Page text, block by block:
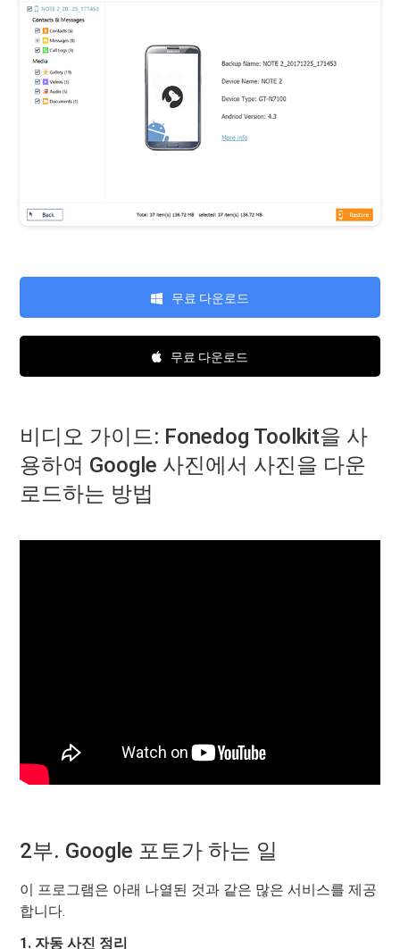
무료 다운로드
무료 다운로드
비디오 가이드: Fonedog Toolkit을 사
용하여 Google 사진에서 사진을 다운
로드하는 방법
2부. Google 포토가 하는 일
이 프로그램은 아래 나열된 것과 같은 많은 서비스를 제공
합니다.
1. 자동 사진 정리